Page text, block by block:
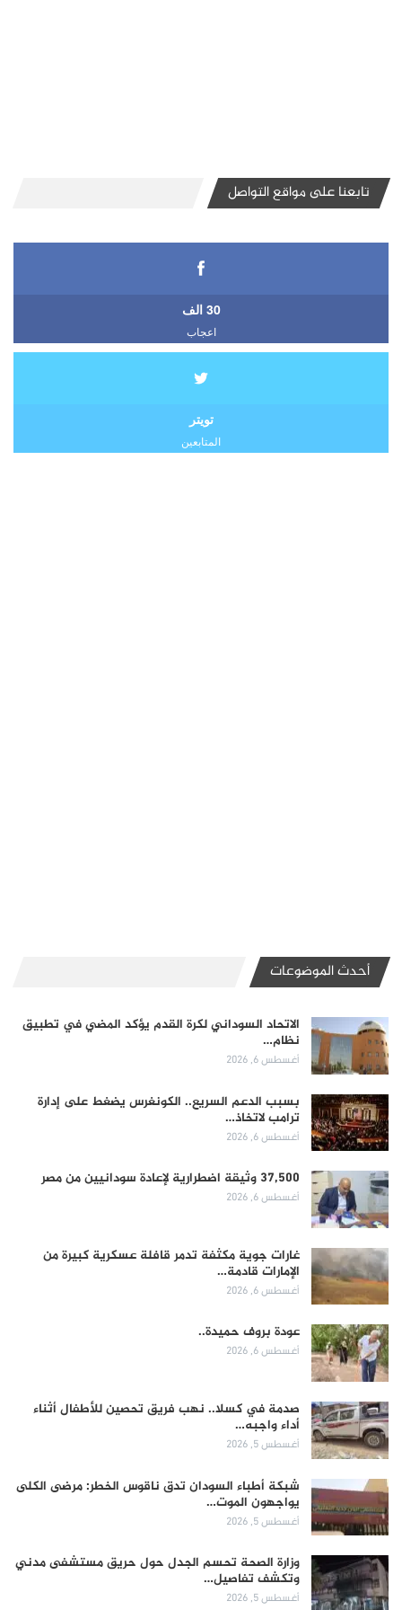
تابعنا على مواقع التواصل
30 الف
اعجاب
تويتر
المتابعين
أحدث الموضوعات
الاتحاد السوداني لكرة القدم يؤكد المضي في تطبيق
نظام…
أغسطس 6, 2026
بسبب الدعم السريع.. الكونغرس يضغط على إدارة
ترامب لاتخاذ…
أغسطس 6, 2026
37,500 وثيقة اضطرارية لإعادة سودانيين من مصر
أغسطس 6, 2026
غارات جوية مكثفة تدمر قافلة عسكرية كبيرة من
الإمارات قادمة…
أغسطس 6, 2026
عودة بروف حميدة..
أغسطس 6, 2026
صدمة في كسلا.. نهب فريق تحصين للأطفال أثناء
أداء واجبه…
أغسطس 5, 2026
شبكة أطباء السودان تدق ناقوس الخطر: مرضى الكلى
يواجهون الموت…
أغسطس 5, 2026
وزارة الصحة تحسم الجدل حول حريق مستشفى مدني
وتكشف تفاصيل…
أغسطس 5, 2026